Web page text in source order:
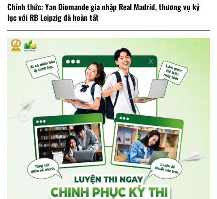
Chính thức: Yan Diomande gia nhập Real Madrid, thương vụ kỷ
lục với RB Leipzig đã hoàn tất